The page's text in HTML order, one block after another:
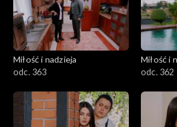
Miłość i nadzieja
odc. 363
Miłość i
odc. 362